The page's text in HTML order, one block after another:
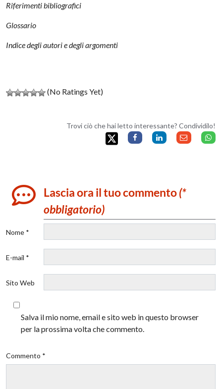
Riferimenti bibliografici
Glossario
Indice degli autori e degli argomenti
(No Ratings Yet)
Trovi ciò che hai letto interessante? Condividilo!
Lascia ora il tuo commento(*
obbligatorio)
Nome *
E-mail *
Sito Web
Salva il mio nome, email e sito web in questo browser
per la prossima volta che commento.
Commento *